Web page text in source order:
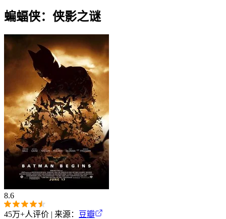
蝙蝠侠：侠影之谜
8.6
45万+人评价 | 来源： 豆瓣